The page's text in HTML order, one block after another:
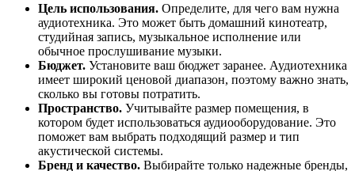
Цель использования. Определите, для чего вам нужна
аудиотехника. Это может быть домашний кинотеатр,
студийная запись, музыкальное исполнение или
обычное прослушивание музыки.
Бюджет. Установите ваш бюджет заранее. Аудиотехника
имеет широкий ценовой диапазон, поэтому важно знать,
сколько вы готовы потратить.
Пространство. Учитывайте размер помещения, в
котором будет использоваться аудиооборудование. Это
поможет вам выбрать подходящий размер и тип
акустической системы.
Бренд и качество. Выбирайте только надежные бренды,